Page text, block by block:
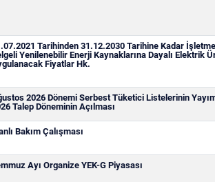
Tarihinden 31.12.2030 Tarihine Kadar
Yenilenebilir Enerji Kaynaklarına Dayalı Elektrik
Fiyatlar Hk.
2026 Dönemi Serbest Tüketici Listelerinin
Talep Döneminin Açılması
Bakım Çalışması
Ayı Organize YEK-G Piyasası